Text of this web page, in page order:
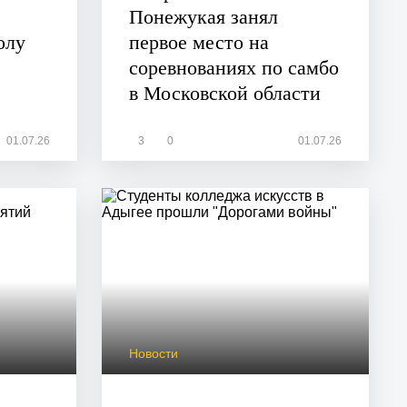
01.07.26
Понежукая занял
первое место на
соревнованиях по самбо
в Московской области
3 0 01.07.26
Новости